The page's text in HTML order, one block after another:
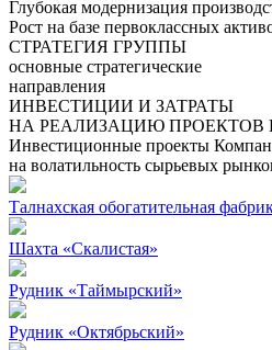
Глубокая модернизация
Рост на базе первоклассных
СТРАТЕГИЯ ГРУППЫ
основные стратегические
направления
ИНВЕСТИЦИИ И ЗАТРАТЫ
НА РЕАЛИЗАЦИЮ ПРОЕКТОВ
Инвестиционные проекты
на волатильность сырьевых
Талнахская обогатительная
Шахта «Скалистая»
Рудник «Таймырский»
Рудник «Октябрьский»